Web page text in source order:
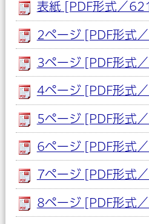
表紙 [PDF形式／
2ページ [PDF形式
3ページ [PDF形式
4ページ [PDF形式
5ページ [PDF形式
6ページ [PDF形式
7ページ [PDF形式
8ページ [PDF形式